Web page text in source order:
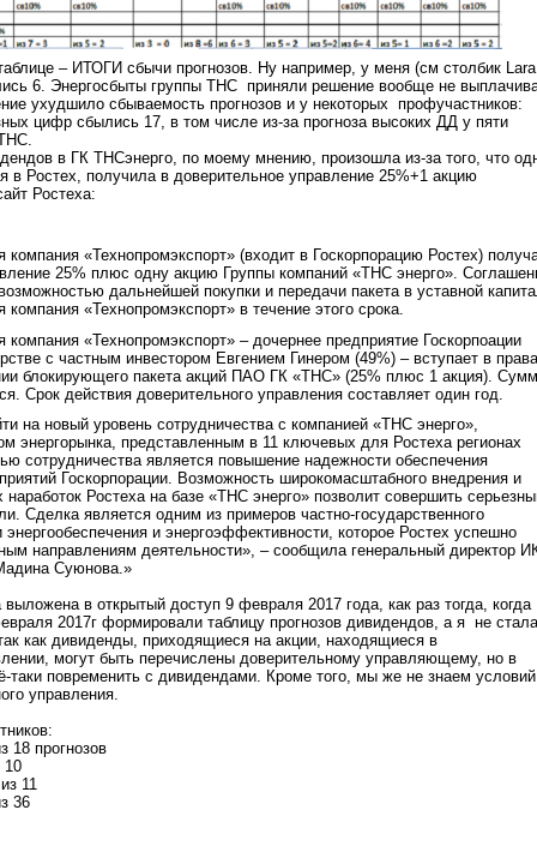
– ИТОГИ сбычи прогнозов. Ну например, у меня (см столбик
6. Энергосбыты группы ТНС приняли решение вообще не
ухудшило сбываемость прогнозов и у некоторых профучастников:
цифр сбылись 17, в том числе из-за прогноза высоких ДД у пяти
в ГК ТНСэнерго, по моему мнению, произошла из-за того, что
в Ростех, получила в доверительное управление 25%+1 акцию
Ростеха:
«Технопромэкспорт» (входит в Госкорпорацию Ростех)
25% плюс одну акцию Группы компаний «ТНС энерго».
дальнейшей покупки и передачи пакета в уставной
«Технопромэкспорт» в течение этого срока.
«Технопромэкспорт» – дочернее предприятие Госкорпоации
с частным инвестором Евгением Гинером (49%) – вступает в права
блокирующего пакета акций ПАО ГК «ТНС» (25% плюс 1 акция).
Срок действия доверительного управления составляет один год.
на новый уровень сотрудничества с компанией «ТНС энерго»,
энергорынка, представленным в 11 ключевых для Ростеха регионах
сотрудничества является повышение надежности обеспечения
Госкорпорации. Возможность широкомасштабного внедрения и
наработок Ростеха на базе «ТНС энерго» позволит совершить
Сделка является одним из примеров частно-государственного
энергообеспечения и энергоэффективности, которое Ростех успешно
направлениям деятельности», – сообщила генеральный директор
Суюнова.»
в открытый доступ 9 февраля 2017 года, как раз тогда, когда
2017г формировали таблицу прогнозов дивидендов, а я не стала
как дивиденды, приходящиеся на акции, находящиеся в
могут быть перечислены доверительному управляющему, но в
таки повременить с дивидендами. Кроме того, мы же не знаем условий
управления.
18 прогнозов
11
36